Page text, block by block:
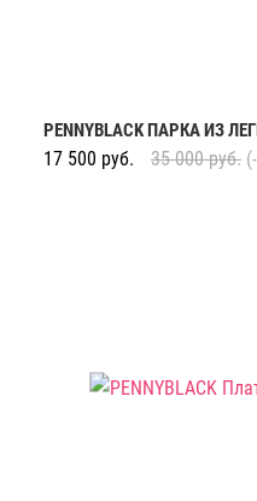
PENNYBLACK ПАРКА ИЗ
17 500 руб. 35 000 руб.